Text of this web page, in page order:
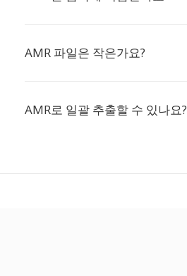
AMR 파일은 작은가요?
AMR로 일괄 추출할 수 있나요?